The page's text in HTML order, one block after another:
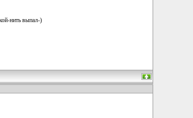
нить выпал-)